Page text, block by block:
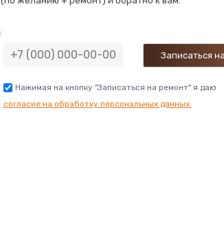
Нажимая на кнопку "Записаться на ремонт" я даю
согласие на обработку персональных данных.